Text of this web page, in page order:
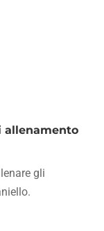
allenamento
gli